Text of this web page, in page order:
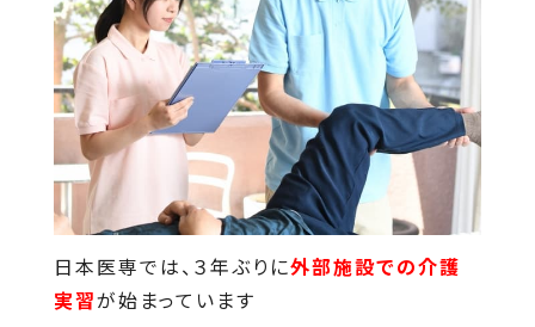
日本医専では、３年ぶりに外部施設での介護
実習が始まっています